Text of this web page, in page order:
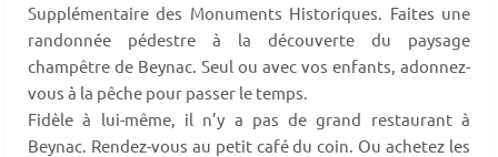
Supplémentaire des Monuments Historiques. Faites une
randonnée pédestre à la découverte du paysage
champêtre de Beynac. Seul ou avec vos enfants, adonnez-
vous à la pêche pour passer le temps.
Fidèle à lui-même, il n’y a pas de grand restaurant à
Beynac. Rendez-vous au petit café du coin. Ou achetez les